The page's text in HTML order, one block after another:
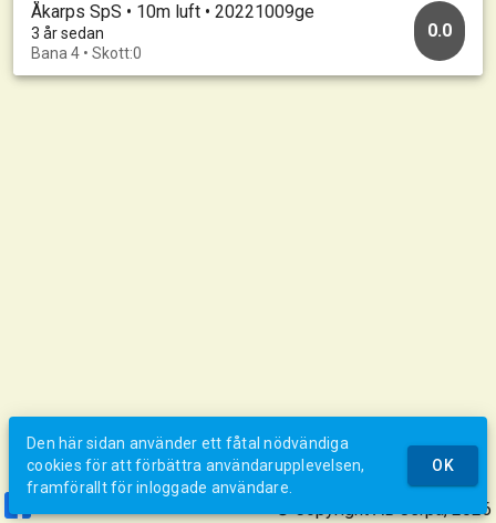
Åkarps SpS • 10m luft • 20221009ge
3 år sedan
Bana 4 • Skott:0
0.0
© Copyright AB Jerpa, 2026
Den här sidan använder ett fåtal nödvändiga
cookies för att förbättra användarupplevelsen,
framförallt för inloggade användare.
OK